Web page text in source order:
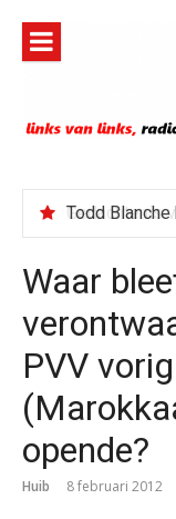
inhoud
Waar
PVV
opende?
Huib 8 februari 2012